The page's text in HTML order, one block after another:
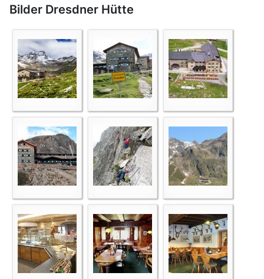
Bilder Dresdner Hütte